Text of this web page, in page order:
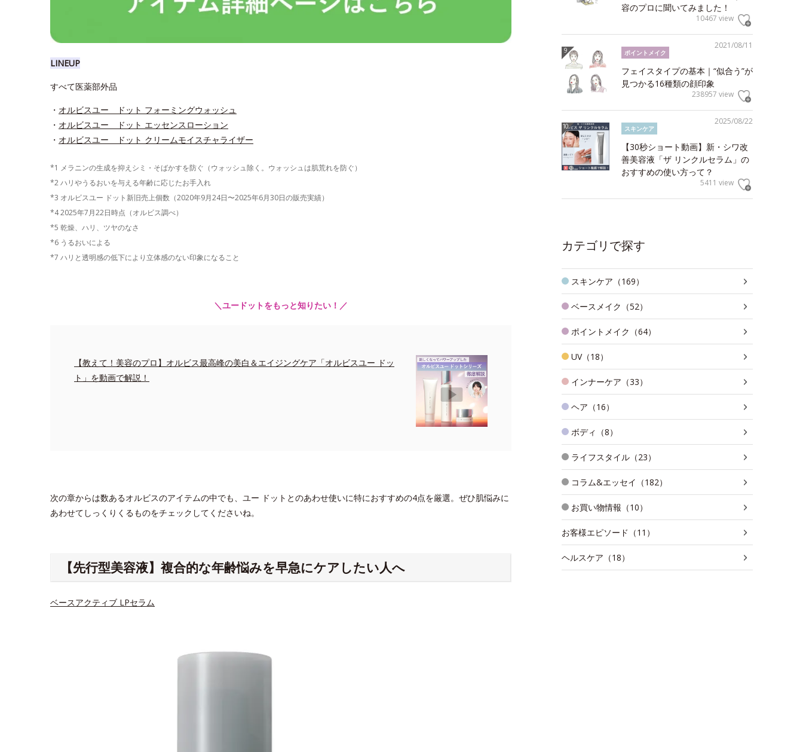
LINEUP
すべて医薬部外品
・ オルビスユー ドット フォーミングウォッシュ
・ オルビスユー ドット エッセンスローション
・ オルビスユー ドット クリームモイスチャライザー
*1 メラニンの生成を抑えシミ・そばかすを防ぐ（ウォッシュ除く。ウォッシュは肌荒れを防ぐ）
*2 ハリやうるおいを与える年齢に応じたお手入れ
*3 オルビスユー ドット新旧売上個数（2020年9月24日〜2025年6月30日の販売実績）
*4 2025年7月22日時点（オルビス調べ）
*5 乾燥、ハリ、ツヤのなさ
*6 うるおいによる
*7 ハリと透明感の低下により立体感のない印象になること
＼ユードットをもっと知りたい！／
【教えて！美容のプロ】オルビス最高峰の美白＆エイジングケア「オルビスユー ドッ
ト」を動画で解説！
次の章からは数あるオルビスのアイテムの中でも、ユー ドットとのあわせ使いに特におすすめの4点を厳選。ぜひ肌悩みに
あわせてしっくりくるものをチェックしてくださいね。
【先行型美容液】複合的な年齢悩みを早急にケアしたい人へ
ベースアクティブ LPセラム
容のプロに聞いてみました！
10467 view
2021/08/11
ポイントメイク
フェイスタイプの基本｜“似合う”が
見つかる16種類の顔印象
238957 view
2025/08/22
スキンケア
【30秒ショート動画】新・シワ改
善美容液「ザ リンクルセラム」の
おすすめの使い方って？
5411 view
カテゴリで探す
スキンケア（169）
ベースメイク（52）
ポイントメイク（64）
UV（18）
インナーケア（33）
ヘア（16）
ボディ（8）
ライフスタイル（23）
コラム&エッセイ（182）
お買い物情報（10）
お客様エピソード（11）
ヘルスケア（18）